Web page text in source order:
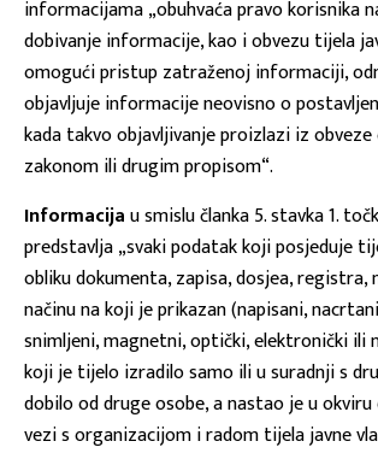
informacijama „obuhvaća pravo korisnika
dobivanje informacije, kao i obvezu tijela
omogući pristup zatraženoj informaciji,
objavljuje informacije neovisno o
kada takvo objavljivanje proizlazi iz
zakonom ili drugim propisom“.
Informacijau smislu članka 5. stavka 1.
predstavlja „svaki podatak koji posjeduje
obliku dokumenta, zapisa, dosjea, registra,
načinu na koji je prikazan (napisani,
snimljeni, magnetni, optički, elektronički ili
koji je tijelo izradilo samo ili u suradnji s
dobilo od druge osobe, a nastao je u
vezi s organizacijom i radom tijela javne